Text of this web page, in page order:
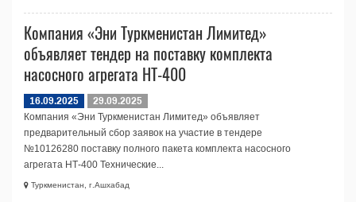
Компания «Эни Туркменистан Лимитед»
объявляет тендер на поставку комплекта
насосного агрегата НТ-400
16.09.2025
29.09.2025
Компания «Эни Туркменистан Лимитед» объявляет
предварительный сбор заявок на участие в тендере
№10126280 поставку полного пакета комплекта насосного
агрегата НТ-400 Технические...
Туркменистан, г.Ашхабад